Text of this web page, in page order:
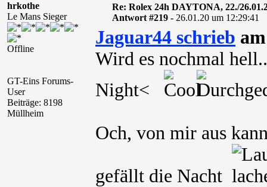
hrkothe
Le Mans Sieger
Offline
GT-Eins Forums-
User
Beiträge: 8198
Müllheim
Re: Rolex 24h DAYTONA, 22./
Antwort #219 - 26.01.20 um 12:29:41
Jaguar44 schrieb
Wird es nochmal
Night<
Och, von mir aus
gefällt die Nacht